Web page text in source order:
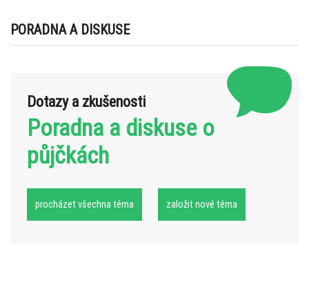
PORADNA A DISKUSE
Dotazy a zkušenosti
Poradna a diskuse o
půjčkách
procházet všechna téma založit nové téma